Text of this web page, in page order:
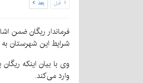
قبل بعد
شرایط این شهرستان به
وی با بیان اینکه
وارد می‌کند.